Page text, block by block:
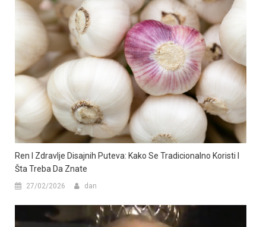
Ren I Zdravlje Disajnih Puteva: Kako Se Tradicionalno Koristi I
Šta Treba Da Znate
27/02/2026 dan